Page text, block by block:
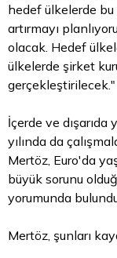
hedef ülkelerde
artırmayı
olacak. Hedef
ülkelerde şirket
gerçekleştirilecek."
İçerde ve dışarıda
yılında da
Mertöz, Euro'da
büyük sorunu
yorumunda
Mertöz, şunları